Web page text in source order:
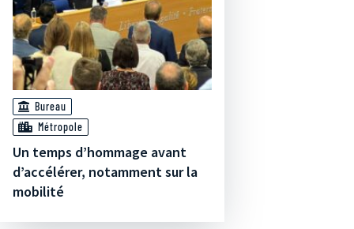
Bureau
Métropole
Un temps d’hommage avant
d’accélérer, notamment sur la
mobilité